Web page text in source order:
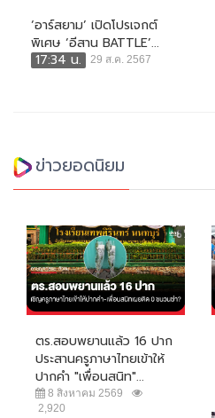
‘อาร์สยาม’ เปิดโปรเจกต์
พิเศษ ‘อีสาน BATTLE’...
17:34 น.
29 ส.ค. 2567
ข่าวยอดนิยม
ตร.สอบพยานแล้ว 16 ปาก
ประสานครูภาษาไทยเข้าให้
ปากคำ "เพื่อนสนิท"...
8 สิงหาคม 2569
2,920